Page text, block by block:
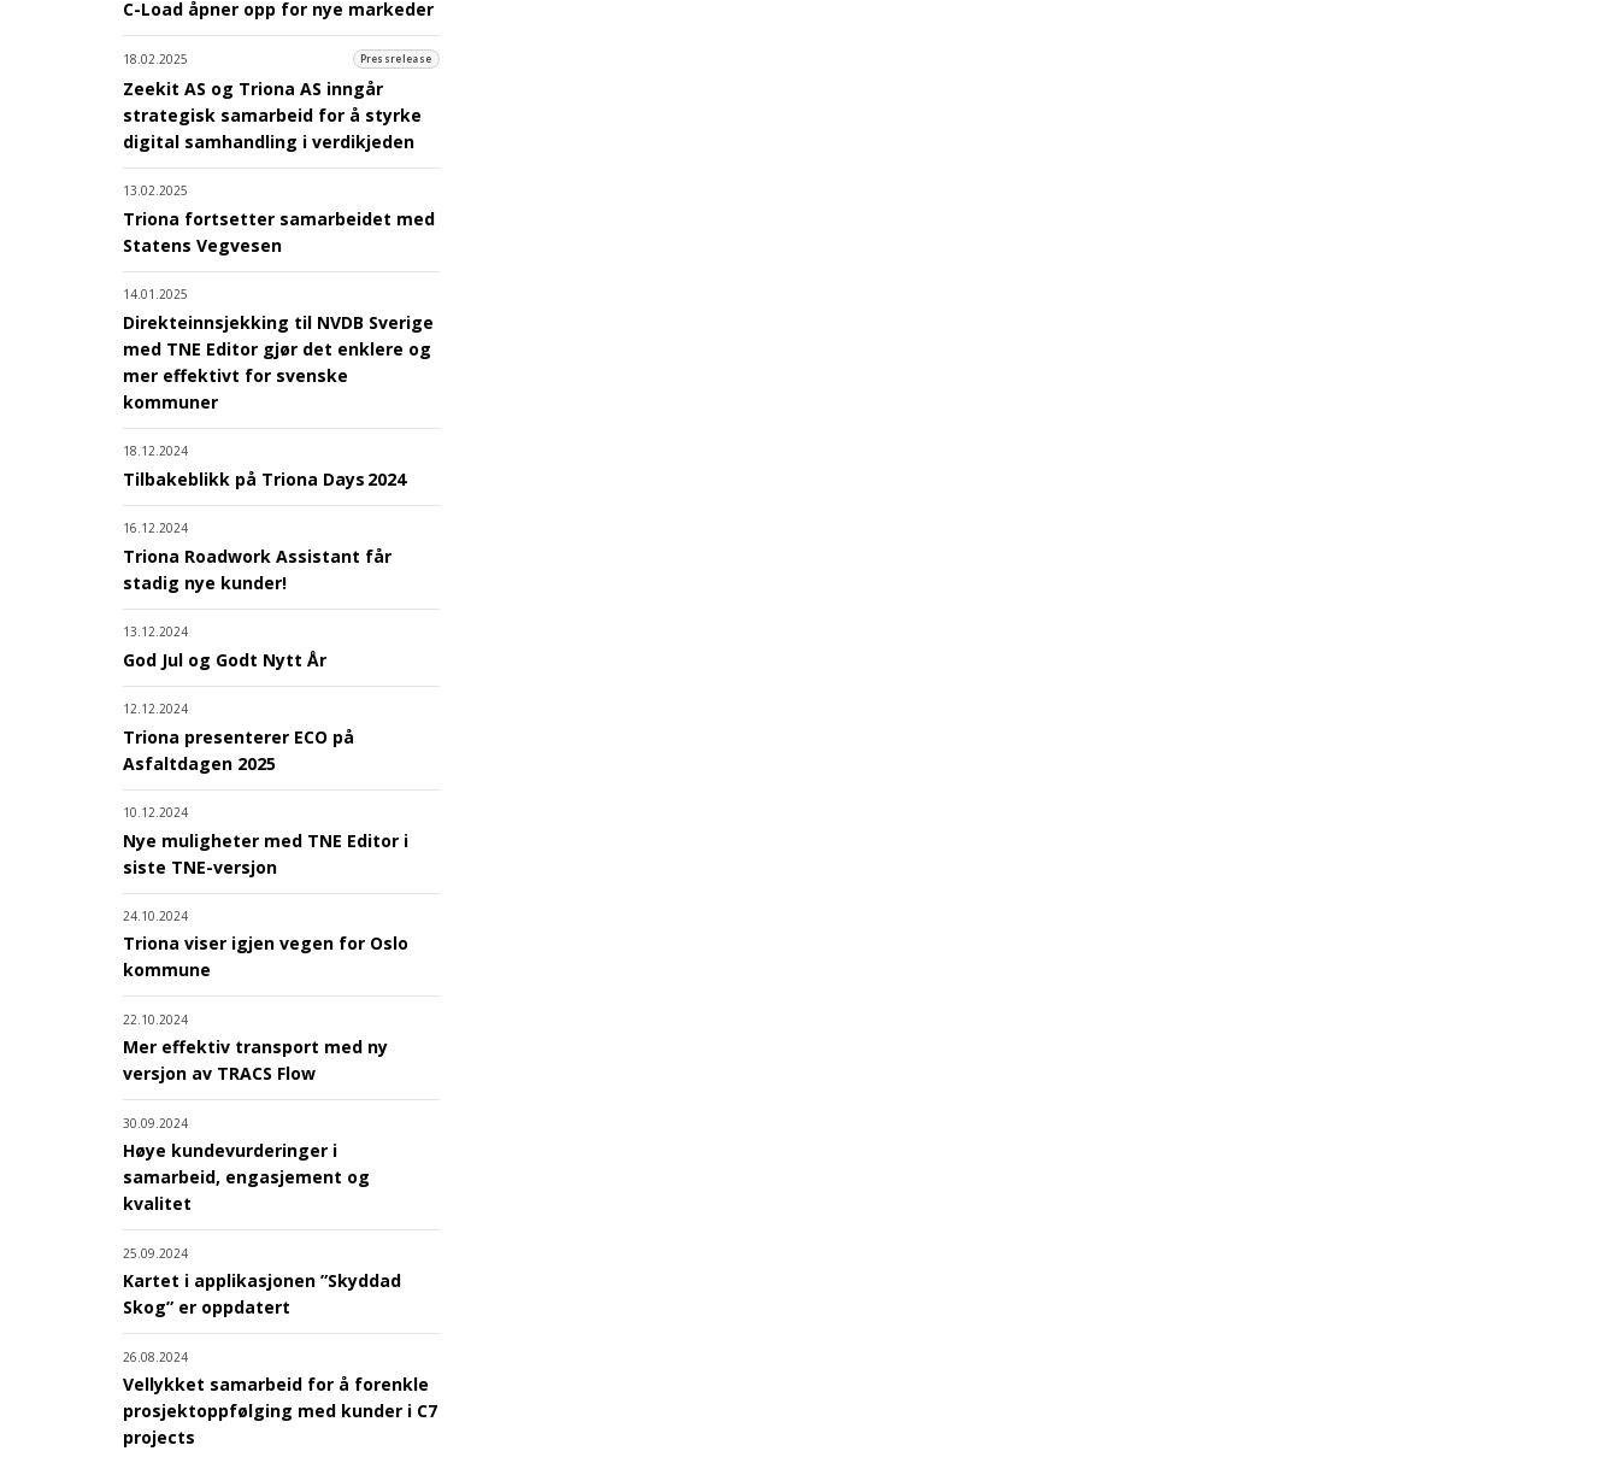
C-Load åpner opp for nye markeder
18.02.2025 Pressrelease
Zeekit AS og Triona AS inngår
strategisk samarbeid for å styrke
digital samhandling i verdikjeden
13.02.2025
Triona fortsetter samarbeidet med
Statens Vegvesen
14.01.2025
Direkteinnsjekking til NVDB Sverige
med TNE Editor gjør det enklere og
mer effektivt for svenske
kommuner
18.12.2024
Tilbakeblikk på Triona Days 2024
16.12.2024
Triona Roadwork Assistant får
stadig nye kunder!
13.12.2024
God Jul og Godt Nytt År
12.12.2024
Triona presenterer ECO på
Asfaltdagen 2025
10.12.2024
Nye muligheter med TNE Editor i
siste TNE-versjon
24.10.2024
Triona viser igjen vegen for Oslo
kommune
22.10.2024
Mer effektiv transport med ny
versjon av TRACS Flow
30.09.2024
Høye kundevurderinger i
samarbeid, engasjement og
kvalitet
25.09.2024
Kartet i applikasjonen ”Skyddad
Skog” er oppdatert
26.08.2024
Vellykket samarbeid for å forenkle
prosjektoppfølging med kunder i C7
projects